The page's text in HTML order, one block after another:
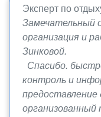
Эксперт по
Замечательный
организация и
Зинковой.
Спасибо.
контроль и
организованный